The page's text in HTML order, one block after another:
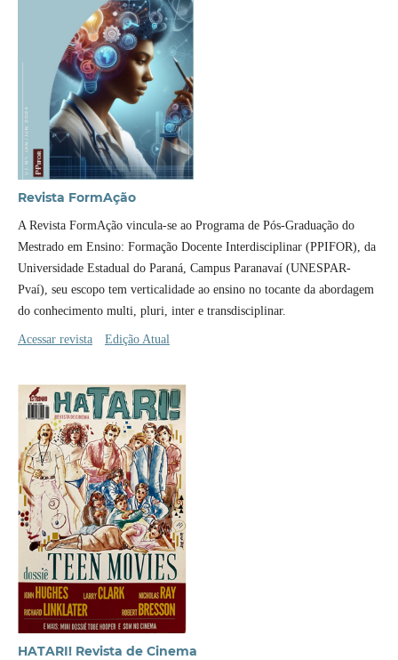
Revista FormAção
A Revista FormAção vincula-se ao Programa de Pós-Graduação do
Mestrado em Ensino: Formação Docente Interdisciplinar (PPIFOR), da
Universidade Estadual do Paraná, Campus Paranavaí (UNESPAR-
Pvaí), seu escopo tem verticalidade ao ensino no tocante da abordagem
do conhecimento multi, pluri, inter e transdisciplinar.
Acessar revista Edição Atual
HATARI! Revista de Cinema